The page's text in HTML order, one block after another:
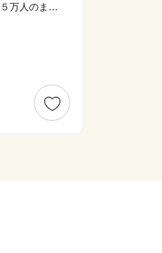
万人のまち
半数以上を
坦な地形で
す。
日もあり、
、厳しい冬